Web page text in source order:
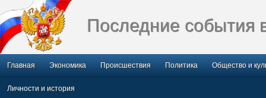
Последние события
Главная Экономика Происшествия Политика Общество и
Личности и история